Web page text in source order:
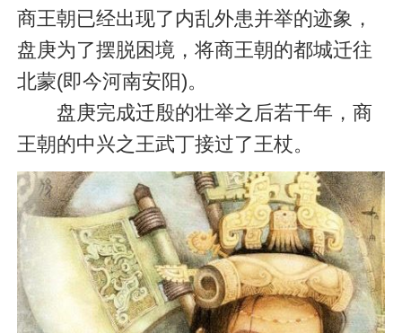
商王朝已经出现了内乱外患并举的迹象，
盘庚为了摆脱困境，将商王朝的都城迁往
北蒙(即今河南安阳)。
盘庚完成迁殷的壮举之后若干年，商
王朝的中兴之王武丁接过了王杖。